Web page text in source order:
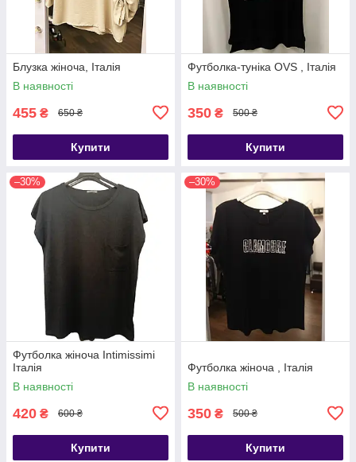
Блузка жіноча, Італія
В наявності
455 ₴ 650 ₴
Купити
Футболка-туніка OVS , Італія
В наявності
350 ₴ 500 ₴
Купити
–30%
Футболка жіноча Intimissimi
Італія
В наявності
420 ₴ 600 ₴
Купити
–30%
Футболка жіноча , Італія
В наявності
350 ₴ 500 ₴
Купити